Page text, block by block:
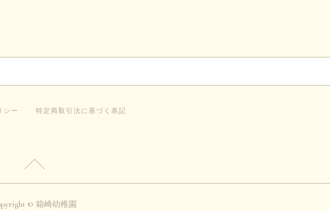
シー 特定商取引法に基づく表記
© 箱崎幼稚園